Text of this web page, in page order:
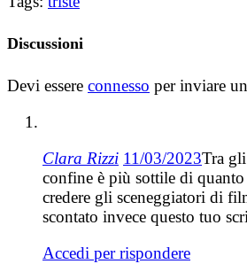
Discussioni
Devi essere connesso per inviare
Clara Rizzi 11/03/2023Tra
confine è più sottile di
credere gli sceneggiatori di
scontato invece questo tuo
Accedi per rispondere